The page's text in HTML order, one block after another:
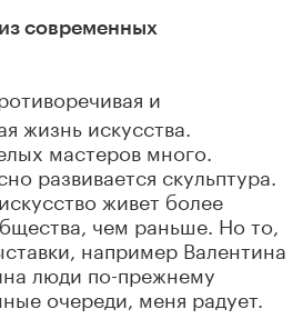
современных
и
жизнь искусства.
мастеров много.
развивается скульптура.
живет более
чем раньше. Но то,
например Валентина
люди по-прежнему
очереди, меня радует.